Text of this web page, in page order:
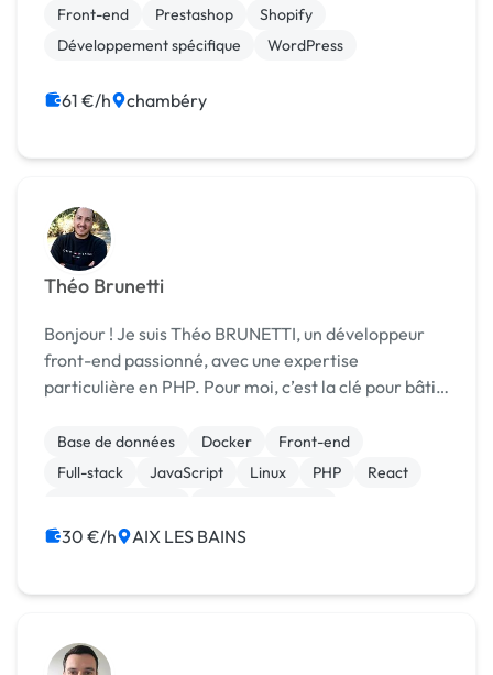
années. Fort d’une solide expérience et d’un...
Front-end Prestashop
Shopify
Développement spécifique
WordPress
61 €/h chambéry
Théo Brunetti
Bonjour ! Je suis Théo BRUNETTI, un développeur
front-end passionné, avec une expertise
particulière en PHP. Pour moi, c’est la clé pour bâtir
J’utilise également HTML, CSS, ainsi que des
frameworks...
Base de données Docker
Front-end
Full-stack
JavaScript Linux PHP
React
30 €/h AIX LES BAINS